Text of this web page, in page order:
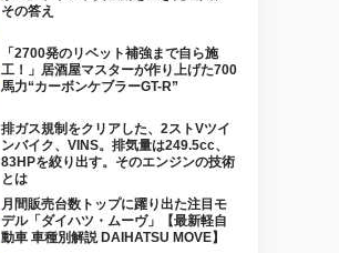
その答え
「2700発のリベット補強まで自ら施
工！」居酒屋マスターが作り上げた700
馬力“カーボンケブラーGT-R”
排ガス規制をクリアした、2ストVツイ
ンバイク、VINS。排気量は249.5cc、
83HPを絞り出す。そのエンジンの技術
とは
月間販売台数トップに躍り出た注目モ
デル「ダイハツ・ムーヴ」【最新軽自
動車 車種別解説 DAIHATSU MOVE】